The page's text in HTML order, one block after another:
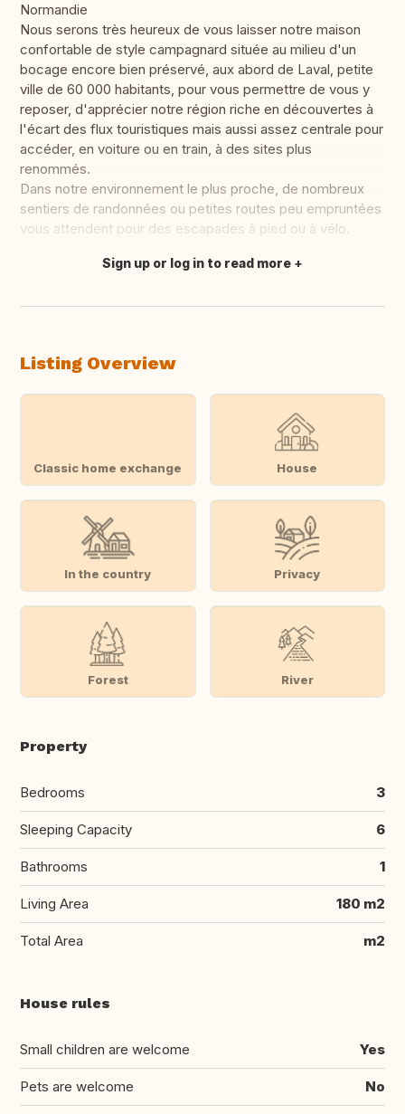
Normandie
Nous serons très heureux de vous laisser notre maison
confortable de style campagnard située au milieu d'un
bocage encore bien préservé, aux abord de Laval, petite
ville de 60 000 habitants, pour vous permettre de vous y
reposer, d'apprécier notre région riche en découvertes à
l'écart des flux touristiques mais aussi assez centrale pour
accéder, en voiture ou en train, à des sites plus
renommés.
Dans notre environnement le plus proche, de nombreux
sentiers de randonnées ou petites routes peu empruntées
vous attendent pour des escapades à pied ou à vélo.
Translate this
Sign up or log in to read more
Listing Overview
Classic home exchange House
In the country Privacy
Forest River
Property
Bedrooms 3
Sleeping Capacity 6
Bathrooms 1
Living Area 180 m2
Total Area m2
House rules
Small children are welcome Yes
Pets are welcome No